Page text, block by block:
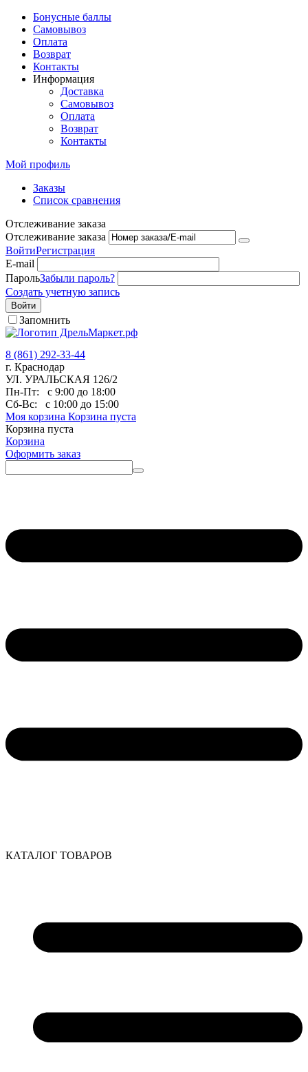
Бонусные баллы
Самовывоз
Оплата
Возврат
Контакты
Информация
Доставка
Самовывоз
Оплата
Возврат
Контакты
Мой профиль
Заказы
Список сравнения
Отслеживание заказа
Отслеживание заказа
ВойтиРегистрация
E-mail
ПарольЗабыли пароль?
Создать учетную запись
Войти
Запомнить
8 (861) 292-33-44
г. Краснодар
УЛ. УРАЛЬСКАЯ 126/2
Пн-Пт:
с 9:00 до 18:00
Сб-Вс:
с 10:00 до 15:00
Моя корзина Корзина пуста
Корзина пуста
Корзина
Оформить заказ
КАТАЛОГ ТОВАРОВ